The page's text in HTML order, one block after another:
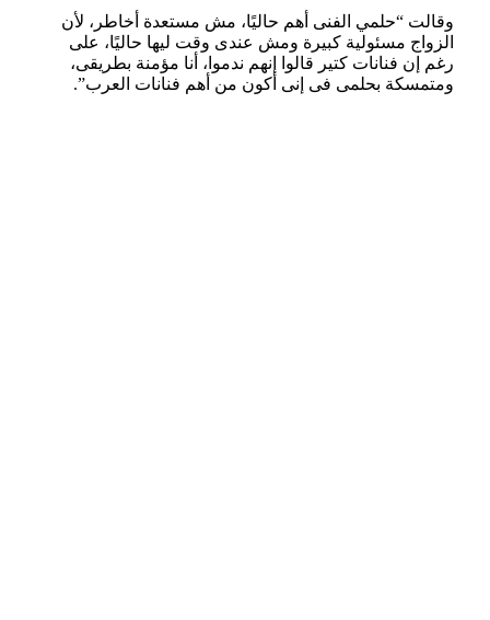
وقالت “حلمي الفنى أهم حاليًا، مش مستعدة أخاطر، لأن
الزواج مسئولية كبيرة ومش عندى وقت ليها حاليًا، على
رغم إن فنانات كتير قالوا إنهم ندموا، أنا مؤمنة بطريقى،
ومتمسكة بحلمى فى إنى أكون من أهم فنانات العرب”.